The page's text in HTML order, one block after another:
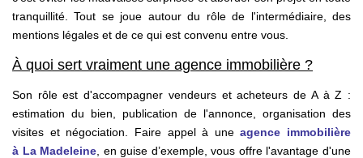
tranquillité. Tout se joue autour du rôle de l'intermédiaire, des
mentions légales et de ce qui est convenu entre vous.
À quoi sert vraiment une agence immobilière ?
Son rôle est d'accompagner vendeurs et acheteurs de A à Z :
estimation du bien, publication de l'annonce, organisation des
visites et négociation. Faire appel à uneagence immobilière
à La Madeleine , en guise d’exemple, vous offre l'avantage d'une